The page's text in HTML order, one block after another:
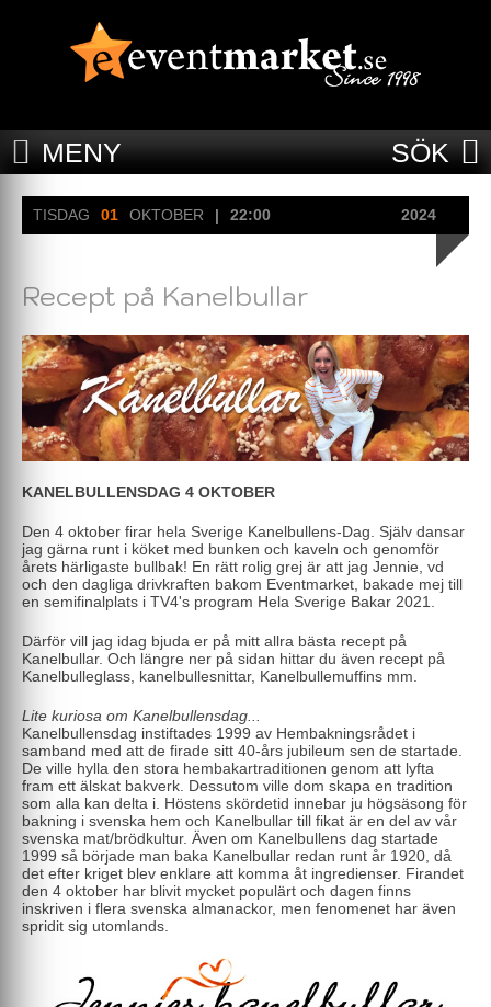
MENY SÖK
TISDAG 01 OKTOBER | 22:00 2024
Recept på Kanelbullar
KANELBULLENSDAG 4 OKTOBER
Den 4 oktober firar hela Sverige Kanelbullens-Dag. Själv dansar
jag gärna runt i köket med bunken och kaveln och genomför
årets härligaste bullbak! En rätt rolig grej är att jag Jennie, vd
och den dagliga drivkraften bakom Eventmarket, bakade mej till
en semifinalplats i TV4's program Hela Sverige Bakar 2021.
Därför vill jag idag bjuda er på mitt allra bästa recept på
Kanelbullar. Och längre ner på sidan hittar du även recept på
Kanelbulleglass, kanelbullesnittar, Kanelbullemuffins mm.
Lite kuriosa om Kanelbullensdag...
Kanelbullensdag instiftades 1999 av Hembakningsrådet i
samband med att de firade sitt 40-års jubileum sen de startade.
De ville hylla den stora hembakartraditionen genom att lyfta
fram ett älskat bakverk. Dessutom ville dom skapa en tradition
som alla kan delta i. Höstens skördetid innebar ju högsäsong för
bakning i svenska hem och Kanelbullar till fikat är en del av vår
svenska mat/brödkultur. Även om Kanelbullens dag startade
1999 så började man baka Kanelbullar redan runt år 1920, då
det efter kriget blev enklare att komma åt ingredienser. Firandet
den 4 oktober har blivit mycket populärt och dagen finns
inskriven i flera svenska almanackor, men fenomenet har även
spridit sig utomlands.